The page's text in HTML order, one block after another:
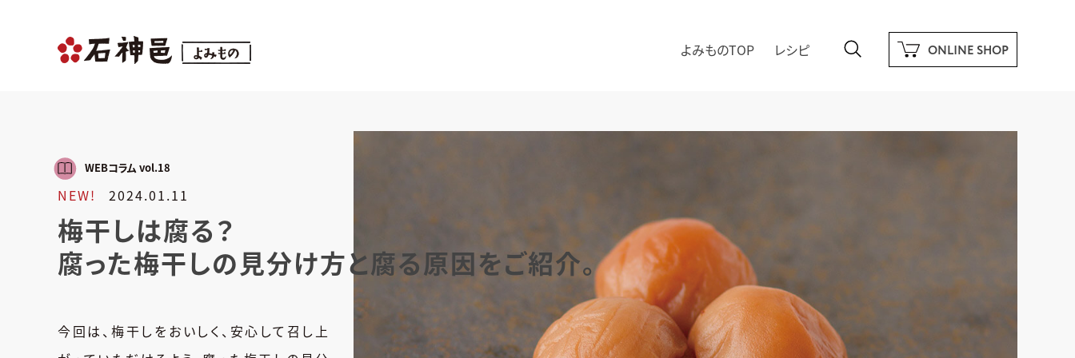
よみものTOP レシピ ONLINE SHOP
WEBコラム vol.18
NEW! 2024.01.11
梅干しは腐る？
腐った梅干しの見分け方と腐る原因をご紹介。
今回は、梅干しをおいしく、安心して召し上